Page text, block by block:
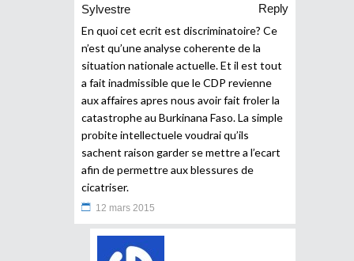
Sylvestre
Reply
En quoi cet ecrit est discriminatoire? Ce
n’est qu’une analyse coherente de la
situation nationale actuelle. Et il est tout
a fait inadmissible que le CDP revienne
aux affaires apres nous avoir fait froler la
catastrophe au Burkinana Faso. La simple
probite intellectuele voudrai qu’ils
sachent raison garder se mettre a l’ecart
afin de permettre aux blessures de
cicatriser.
12 mars 2015